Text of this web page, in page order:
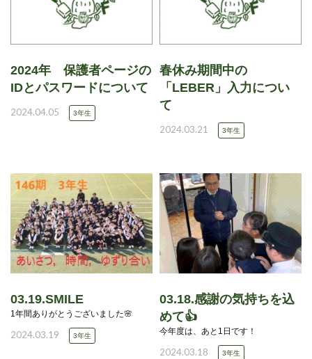
2024年 保護者ページの
IDとパスワードについて
2024.04.05 3年生
春休み期間中の
「LEBER」入力につい
て
2024.03.21 3年生
03.19.SMILE
1年間ありがとうございました🌸
2024.03.19 3年生
03.18.感謝の気持ちを込
めて👍
今年度は、あと1日です！
2024.03.18 3年生